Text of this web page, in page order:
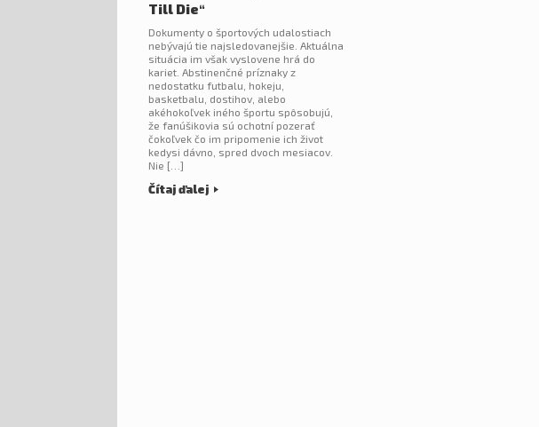
Till Die“
Dokumenty o športových udalostiach
nebývajú tie najsledovanejšie. Aktuálna
situácia im však vyslovene hrá do
kariet. Abstinenčné príznaky z
nedostatku futbalu, hokeju,
basketbalu, dostihov, alebo
akéhokoľvek iného športu spôsobujú,
že fanúšikovia sú ochotní pozerať
čokoľvek čo im pripomenie ich život
kedysi dávno, spred dvoch mesiacov.
Nie […]
Čítaj ďalej